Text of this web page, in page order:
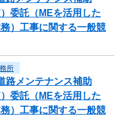
委託（MEを活用した
）工事に関する一般競
所
メンテナンス補助
委託（MEを活用した
）工事に関する一般競